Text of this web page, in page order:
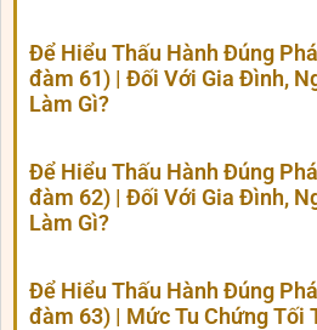
Để Hiểu Thấu Hành Đúng
đàm 61) | Đối Với Gia Đình,
Làm Gì?
Để Hiểu Thấu Hành Đúng
đàm 62) | Đối Với Gia Đình,
Làm Gì?
Để Hiểu Thấu Hành Đúng
đàm 63) | Mức Tu Chứng Tối